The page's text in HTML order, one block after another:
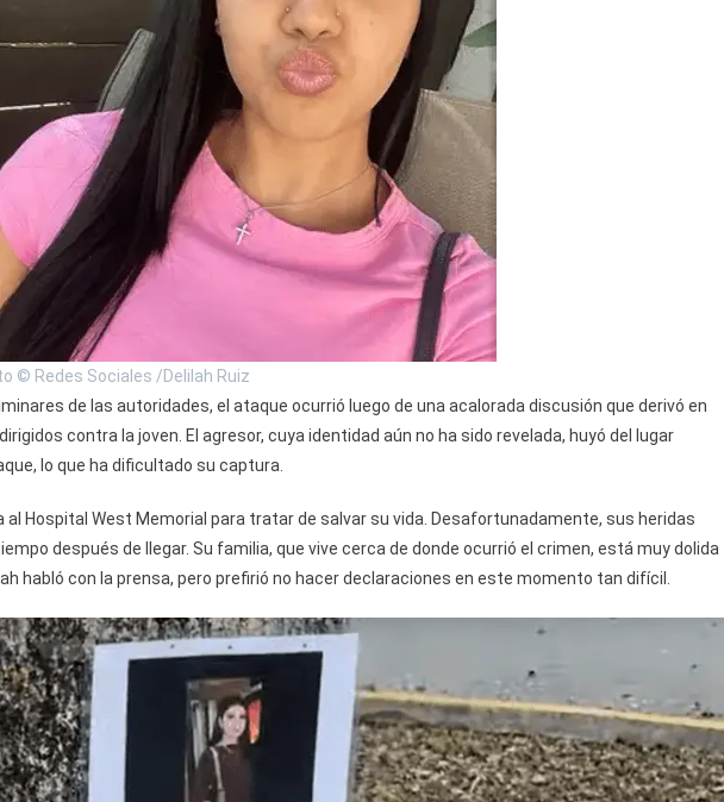
© Redes Sociales /Delilah Ruiz
de las autoridades, el ataque ocurrió luego de una acalorada discusión que derivó en
contra la joven. El agresor, cuya identidad aún no ha sido revelada, huyó del lugar
lo que ha dificultado su captura.
al Hospital West Memorial para tratar de salvar su vida. Desafortunadamente, sus heridas
después de llegar. Su familia, que vive cerca de donde ocurrió el crimen, está muy dolida
habló con la prensa, pero prefirió no hacer declaraciones en este momento tan difícil.